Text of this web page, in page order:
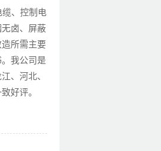
、控制电
卤、屏蔽
所需主要
我公司是
、河北、
好评。